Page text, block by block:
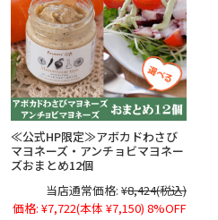
≪公式HP限定≫アボカドわさび
マヨネーズ・アンチョビマヨネー
ズおまとめ12個
当店通常価格: ¥8,424(税込)
価格: ¥7,722(本体 ¥7,150) 8%OFF